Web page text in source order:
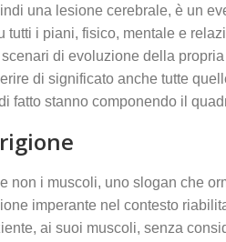
una lesione cerebrale, è un
tutti i piani, fisico, mentale e
di evoluzione della
di significato anche tutte
fatto stanno componendo il
non i muscoli, uno slogan che
imperante nel contesto
ai suoi muscoli, senza